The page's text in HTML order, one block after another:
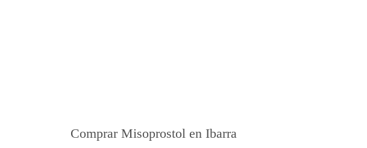
Comprar Misoprostol en Ibarra